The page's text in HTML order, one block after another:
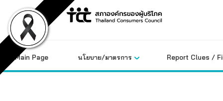
content
Main Page นโยบาย/มาตรการ Report Clues /